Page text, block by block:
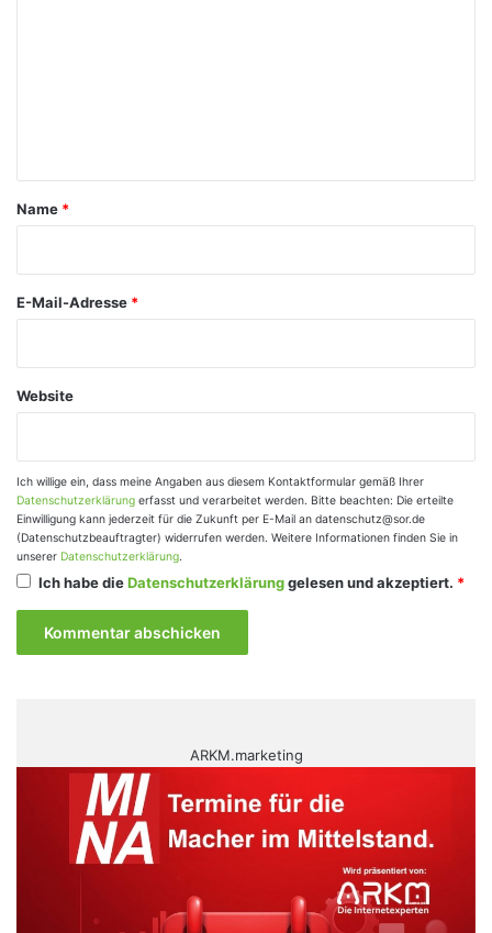
a
Name *
E-Mail-Adresse *
Website
Ich willige ein, dass meine Angaben aus diesem Kontaktformular gemäß Ihrer
Datenschutzerklärung erfasst und verarbeitet werden. Bitte beachten: Die erteilte
Einwilligung kann jederzeit für die Zukunft per E-Mail an datenschutz@sor.de
(Datenschutzbeauftragter) widerrufen werden. Weitere Informationen finden Sie in
unserer Datenschutzerklärung.
Ich habe dieDatenschutzerklärunggelesen und akzeptiert. *
ARKM.marketing